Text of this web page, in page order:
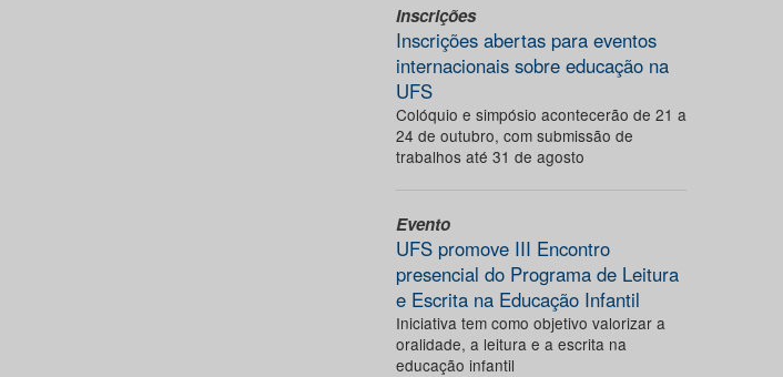
Inscrições
Inscrições abertas para eventos
internacionais sobre educação na
UFS
Colóquio e simpósio acontecerão de 21 a
24 de outubro, com submissão de
trabalhos até 31 de agosto
Evento
UFS promove III Encontro
presencial do Programa de Leitura
e Escrita na Educação Infantil
Iniciativa tem como objetivo valorizar a
oralidade, a leitura e a escrita na
educação infantil